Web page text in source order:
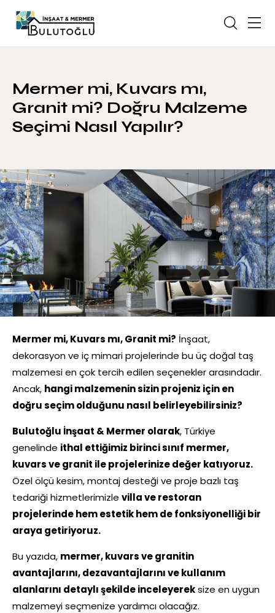
Mermer mi, Kuvars mı,
Granit mi? Doğru Malzeme
Seçimi Nasıl Yapılır?
Mermer mi, Kuvars mı, Granit mi? İnşaat,
dekorasyon ve iç mimari projelerinde bu üç doğal taş
malzemesi en çok tercih edilen seçenekler arasındadır.
Ancak, hangi malzemenin sizin projeniz için en
doğru seçim olduğunu nasıl belirleyebilirsiniz?
Bulutoğlu İnşaat & Mermer olarak, Türkiye
genelinde ithal ettiğimiz birinci sınıf mermer,
kuvars ve granit ile projelerinize değer katıyoruz.
Özel ölçü kesim, montaj desteği ve proje bazlı taş
tedariği hizmetlerimizle villa ve restoran
projelerinde hem estetik hem de fonksiyonelliği bir
araya getiriyoruz.
Bu yazıda, mermer, kuvars ve granitin
avantajlarını, dezavantajlarını ve kullanım
alanlarını detaylı şekilde inceleyereksize en uygun
malzemeyi seçmenize yardımcı olacağız.